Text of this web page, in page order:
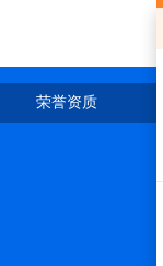
荣誉资质